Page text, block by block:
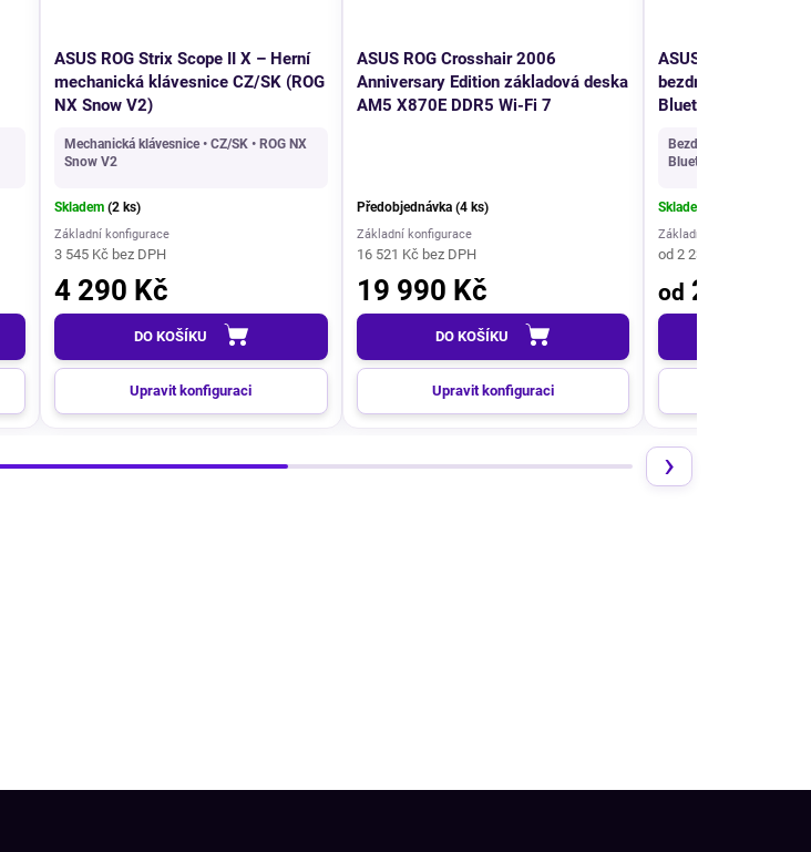
ASUS ROG Strix Scope II X – Herní
mechanická klávesnice CZ/SK (ROG
NX Snow V2)
Mechanická klávesnice • CZ/SK • ROG NX
Snow V2
Skladem (2 ks)
Základní konfigurace
3 545 Kč bez DPH
4 290 Kč
DO KOŠÍKU
Upravit konfiguraci
NOVINKA
ASUS ROG Crosshair 2006
Anniversary Edition základová deska
AM5 X870E DDR5 Wi-Fi 7
Předobjednávka (4 ks)
Základní konfigurace
16 521 Kč bez DPH
19 990 Kč
DO KOŠÍKU
Upravit konfiguraci
ASUS ROG Pelta
bezdrátový herní
Bluetooth, USB-C,
Bezdrátový herní
Bluetooth • USB-C •
Skladem
Základní konfigurace
od 2 231 Kč bez DPH
od 2 699 Kč
›